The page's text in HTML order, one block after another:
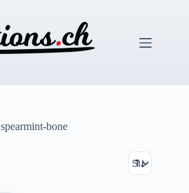
spearmint-bone